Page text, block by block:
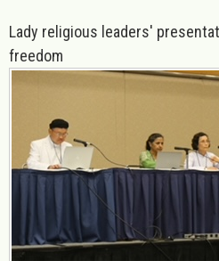
Lady religious leaders'
freedom